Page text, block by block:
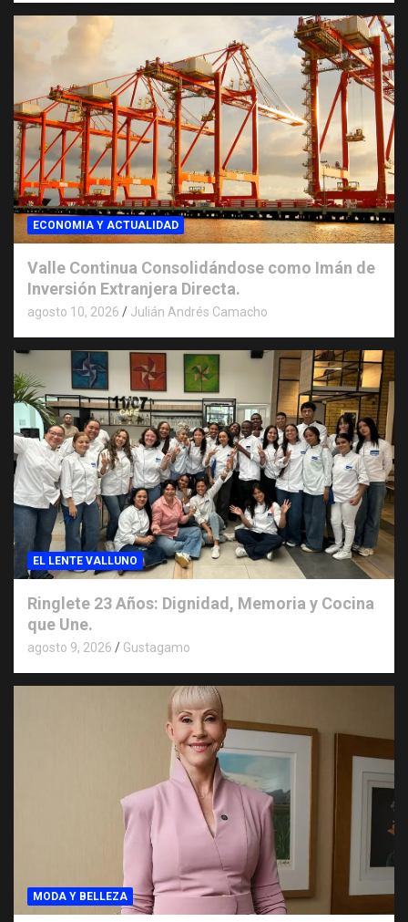
ECONOMIA Y ACTUALIDAD
Valle Continua Consolidándose como Imán de
Inversión Extranjera Directa.
agosto 10, 2026 Julián Andrés Camacho
EL LENTE VALLUNO
Ringlete 23 Años: Dignidad, Memoria y Cocina
que Une.
agosto 9, 2026 Gustagamo
MODA Y BELLEZA